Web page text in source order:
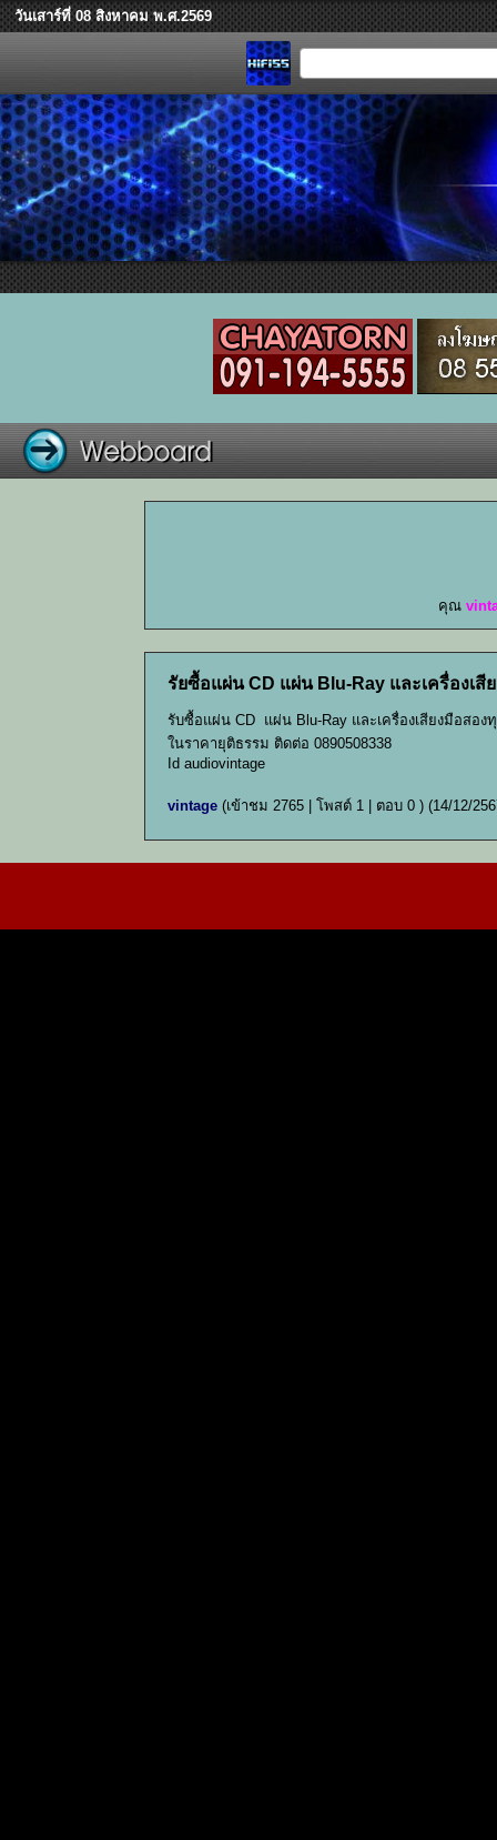
วันเสาร์ที่ 08 สิงหาคม พ.ศ.2569
คุณ
รัยซื้อแผ่น CD แผ่น Blu-Ray และเครื่องเ
รับซื้อแผ่น CD แผ่น Blu-Ray และเครื่องเสียงมือสอง
ในราคายุติธรรม ติดต่อ 0890508338
Id audiovintage
vintage (เข้าชม 2765 | โพสต์ 1 | ตอบ 0 ) (14/12/